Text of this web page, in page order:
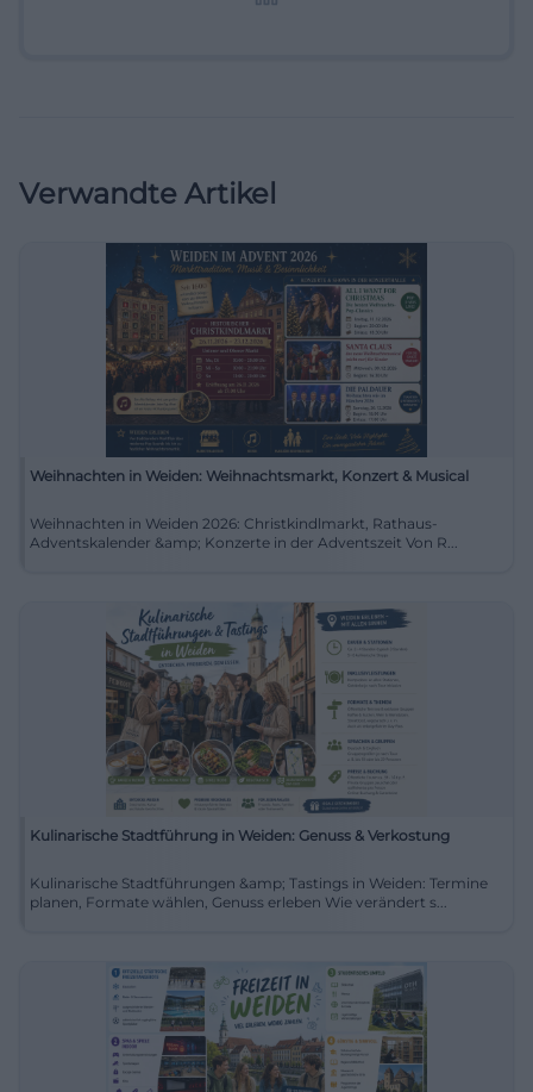
Verwandte Artikel
Weihnachten in Weiden: Weihnachtsmarkt, Konzert & Musical
Weihnachten in Weiden 2026: Christkindlmarkt, Rathaus-
Adventskalender &amp; Konzerte in der Adventszeit Von R...
Kulinarische Stadtführung in Weiden: Genuss & Verkostung
Kulinarische Stadtführungen &amp; Tastings in Weiden: Termine
planen, Formate wählen, Genuss erleben Wie verändert s...